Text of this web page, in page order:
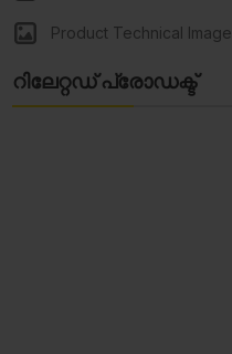
Product Technical Image
റിലേറ്റഡ് പ്രോഡക്ട്